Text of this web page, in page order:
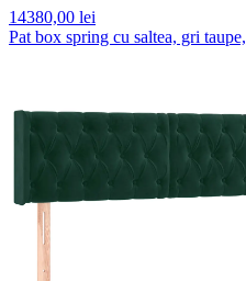
14380,00 lei
Pat box spring cu saltea, gri